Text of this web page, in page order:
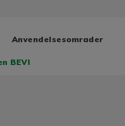
Anvendelsesomrader
BEVI